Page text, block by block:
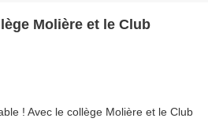
Molière et le Club